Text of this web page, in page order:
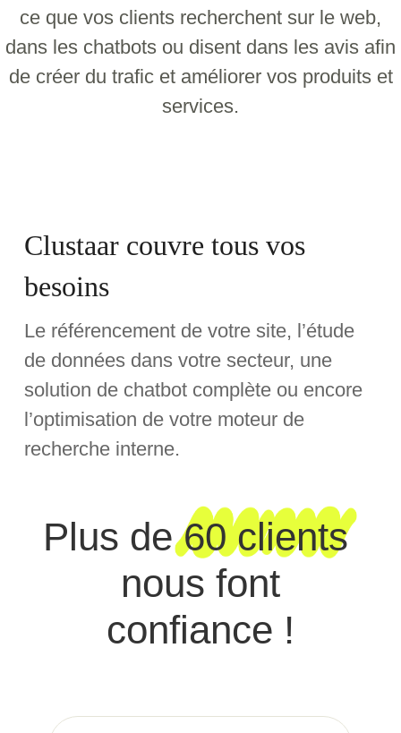
ce que vos clients recherchent sur le web,
dans les chatbots ou disent dans les avis afin
de créer du trafic et améliorer vos produits et
services.
Clustaar couvre tous vos
besoins
Le référencement de votre site, l’étude
de données dans votre secteur, une
solution de chatbot complète ou encore
l’optimisation de votre moteur de
recherche interne.
Plus de60 clients
nous font
confiance !